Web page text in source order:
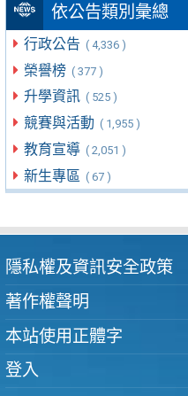
依公告類別彙總
行政公告 ( 4,336 )
榮譽榜 ( 377 )
升學資訊 ( 525 )
競賽與活動 ( 1,955 )
教育宣導 ( 2,051 )
新生專區 ( 67 )
隱私權及資訊安全政策
著作權聲明
本站使用正體字
登入